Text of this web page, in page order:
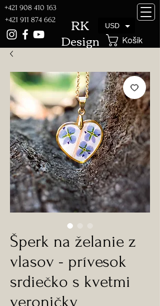
Design
RK
+421 908 410 163
Košík
+421 911 874 662
Šperk na želanie z
vlasov - prívesok
srdiečko s kvetmi
veroničky
USD